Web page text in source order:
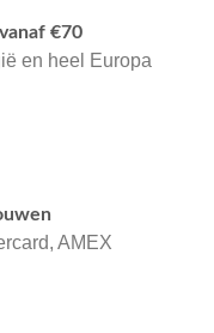
€70
en heel Europa
AMEX